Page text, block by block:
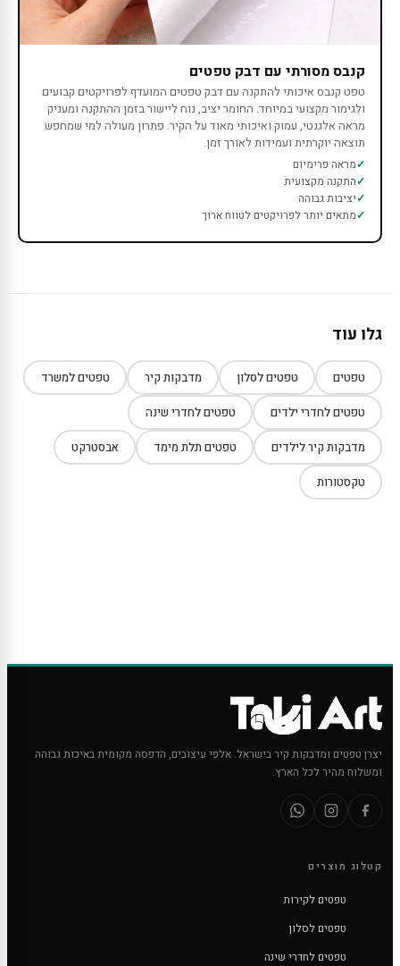
קנבס מסורתי עם דבק טפטים
טפט קנבס איכותי להתקנה עם דבק טפטים המועדף לפרויקטים קבועים
ולגימור מקצועי במיוחד. החומר יציב, נוח ליישור בזמן ההתקנה ומעניק
מראה אלגנטי, עמוק ואיכותי מאוד על הקיר. פתרון מעולה למי שמחפש
תוצאה יוקרתית ועמידות לאורך זמן.
מראה פרימיום
התקנה מקצועית
יציבות גבוהה
מתאים יותר לפרויקטים לטווח ארוך
גלו עוד
טפטים טפטים לסלון מדבקות קיר טפטים למשרד
טפטים לחדרי ילדים טפטים לחדרי שינה
מדבקות קיר לילדים טפטים תלת מימד אבסטרקט
טקסטורות
יצרן טפטים ומדבקות קיר בישראל. אלפי עיצובים, הדפסה מקומית באיכות גבוהה
ומשלוח מהיר לכל הארץ.
קטלוג מוצרים
טפטים לקירות
טפטים לסלון
טפטים לחדרי שינה